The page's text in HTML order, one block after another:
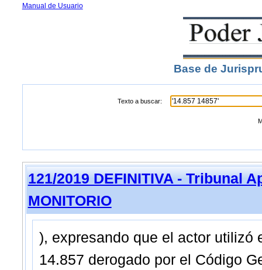
Manual de Usuario
Base de
Texto a buscar:
121/2019 DEFINITIVA - Tribunal
MONITORIO
), expresando que el actor utilizó
14.857 derogado por el Código